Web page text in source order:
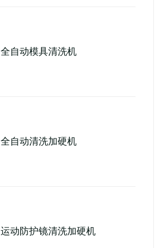
全自动模具清洗机
全自动清洗加硬机
运动防护镜清洗加硬机